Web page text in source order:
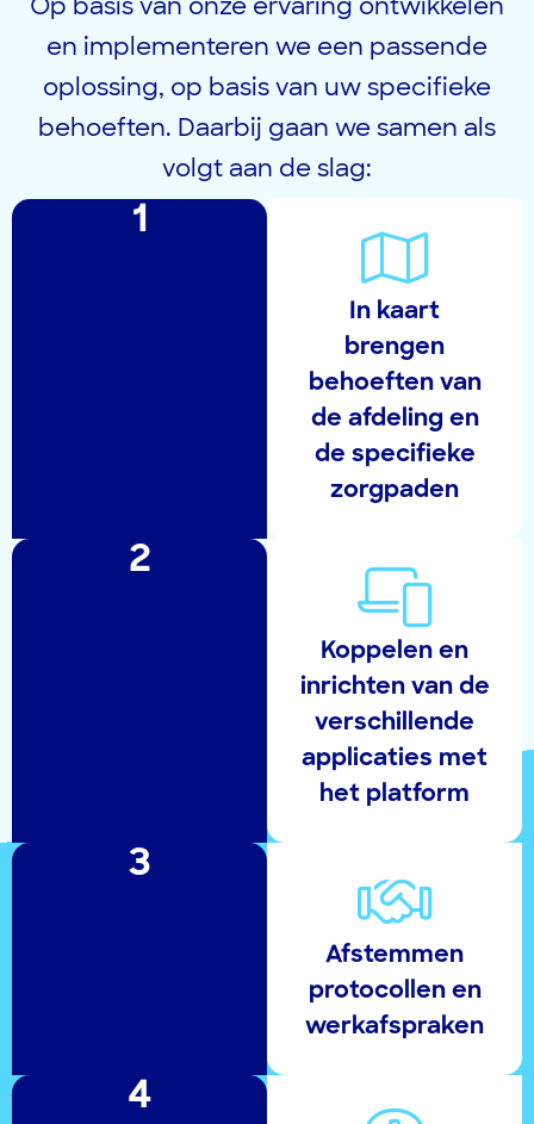
en implementeren we een passende
oplossing, op basis van uw specifieke
behoeften. Daarbij gaan we samen als
volgt aan de slag:
1
In kaart
brengen
behoeften van
de afdeling en
de specifieke
zorgpaden​
2
Koppelen en
inrichten van de
verschillende
applicaties met
het platform
3
Afstemmen
protocollen en
werkafspraken​
4